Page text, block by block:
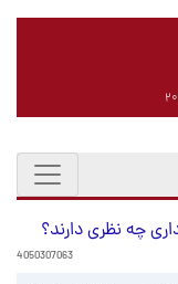
چه نظری دارند؟
4050307063